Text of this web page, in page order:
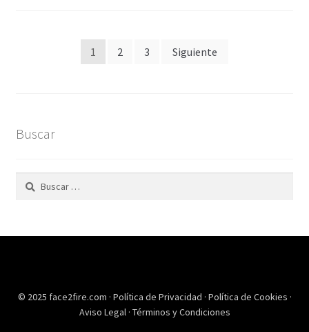
Paginación
1 2 3 Siguiente
Buscar
Buscar:
© 2025 face2fire.com · Política de Privacidad · Política de Cookies ·
Aviso Legal · Términos y Condiciones